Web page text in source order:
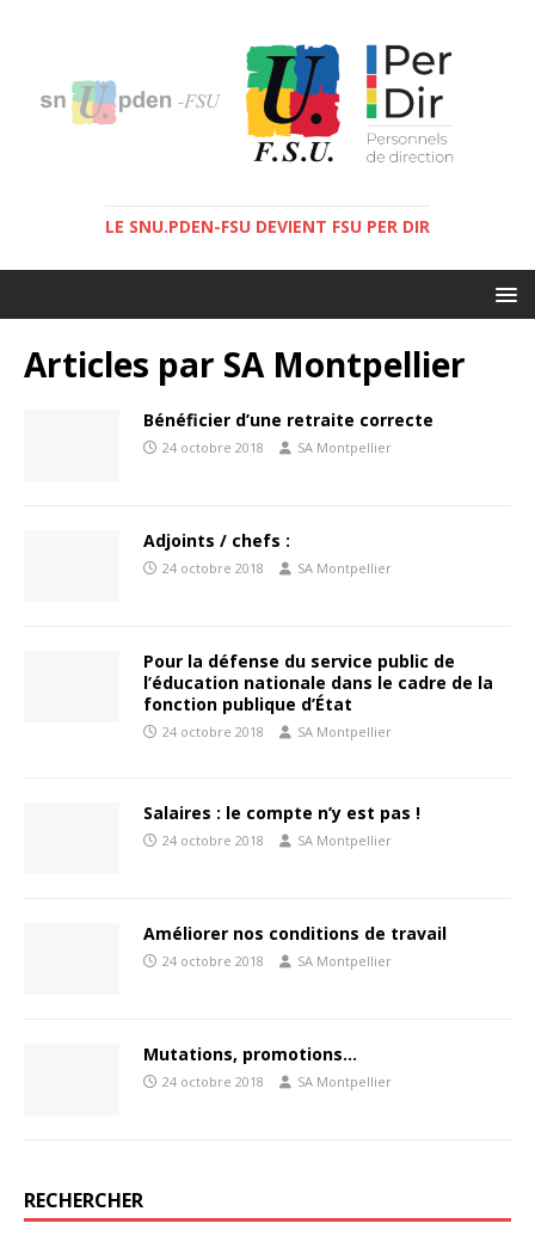
LE SNU.PDEN-FSU DEVIENT FSU PER DIR
Articles par SA Montpellier
Bénéficier d’une retraite correcte
24 octobre 2018 SA Montpellier
Adjoints / chefs :
24 octobre 2018 SA Montpellier
Pour la défense du service public de
l’éducation nationale dans le cadre de la
fonction publique d’État
24 octobre 2018 SA Montpellier
Salaires : le compte n’y est pas !
24 octobre 2018 SA Montpellier
Améliorer nos conditions de travail
24 octobre 2018 SA Montpellier
Mutations, promotions…
24 octobre 2018 SA Montpellier
RECHERCHER